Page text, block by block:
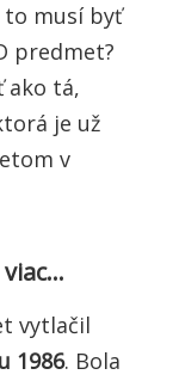
to musí byť
predmet?
ako tá,
je už
v
vytlačil
1986. Bola